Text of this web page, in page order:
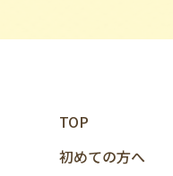
TOP
初めての⽅へ